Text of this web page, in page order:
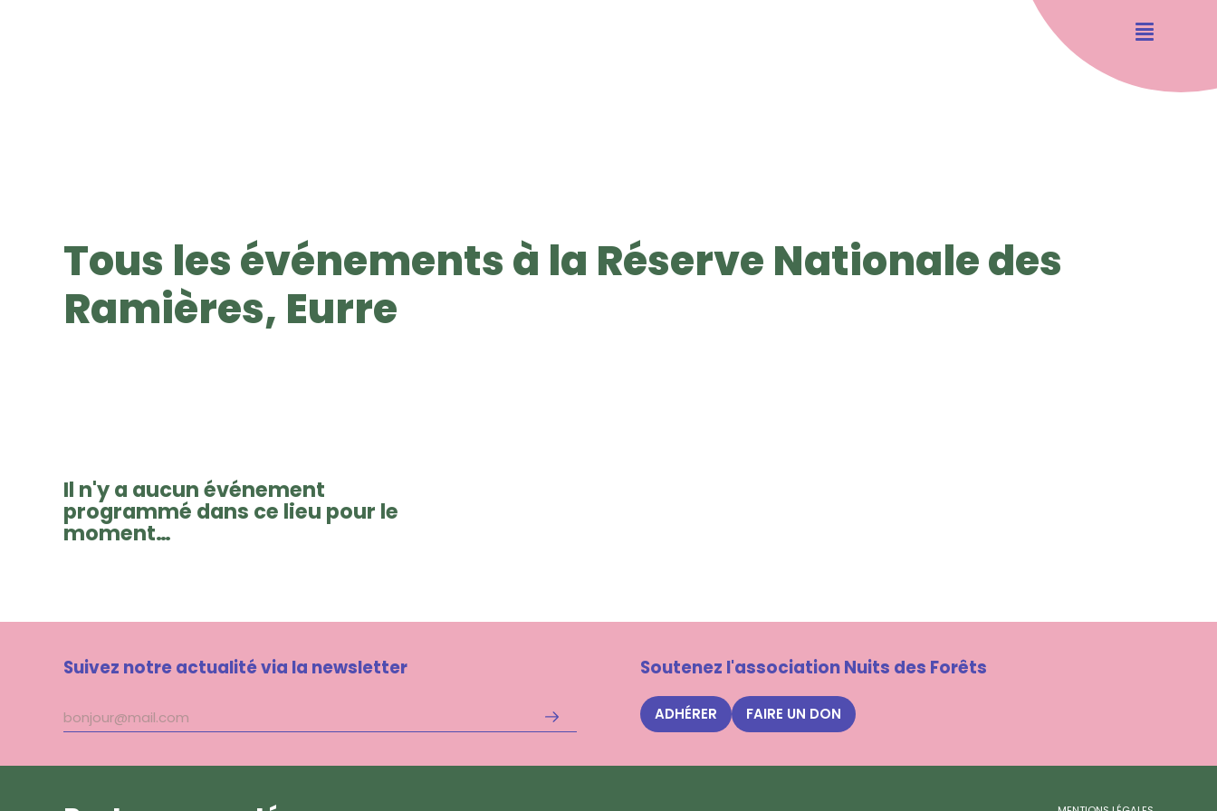
Tous les événements à la Réserve Nationale des
Ramières, Eurre
Il n'y a aucun événement
programmé dans ce lieu pour le
moment…
Suivez notre actualité via la newsletter
Adresse
mail
S'inscrire
la
Soutenez l'association Nuits des Forêts
ADHÉRER FAIRE UN DON